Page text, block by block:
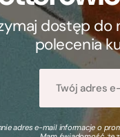
dostęp
polecenia
adres e-mail informacje o